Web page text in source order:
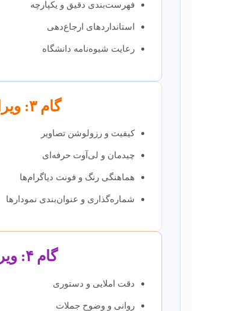
فهرست‌بندی دقیق و یکپارچه
استانداردهای ارجاع‌دهی
رعایت شیوه‌نامه دانشگاه
گام ۳: ویرایش بصری و گرافیکی
کیفیت و رزولوشن تصاویر
چیدمان و لی‌آوت حرفه‌ای
هماهنگی رنگ و فونت دیاگرام‌ها
شماره‌گذاری و عنوان‌بندی نمودارها
گام ۴: ویرایش زبانی و نگارشی
دقت املایی و دستوری
روانی و وضوح جملات